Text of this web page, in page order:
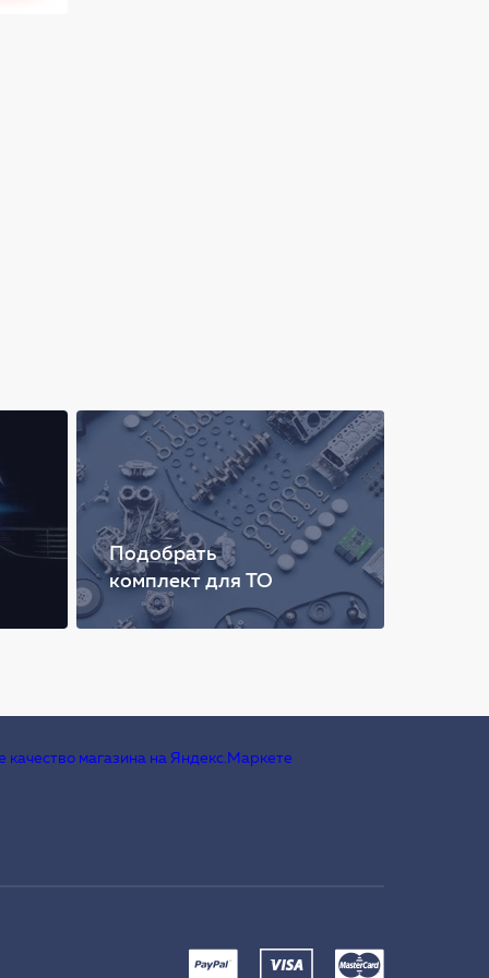
Подобрать
комплект для ТО